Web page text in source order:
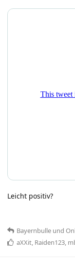
Leicht positiv?
Bayernbulle und
aXXit, Raiden123,